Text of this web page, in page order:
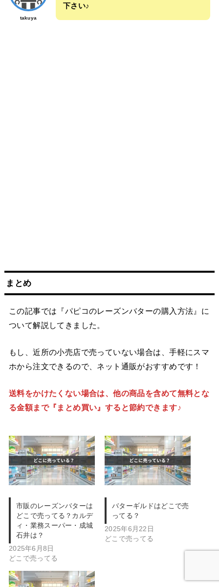
takuya
下さい♪
まとめ
この記事では『パピコのレーズンバターの購入方法』に
ついて解説してきました。
もし、近所の小売店で売っていない場合は、手軽にスマ
ホから注文できるので、ネット通販がおすすめです！
送料をかけたくない場合は、他の商品を含めて無料とな
る金額まで『まとめ買い』すると節約できます♪
市販のレーズンバターは
どこで売ってる？カルデ
ィ・業務スーパー・成城
石井は？
2025年6月8日
どこで売ってる
バターギルドはどこで売
ってる？
2025年6月22日
どこで売ってる